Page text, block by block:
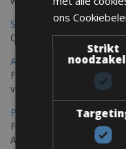
Saint Raphael
Ontdek Saint Raphael,
Ajaccio Fietsverhuur
Fietsen in Ajaccio,
verscheidenheid aan
Porec Fietsverhuur
Fiets over sfeervolle
Adriatische kust en het
ons
Strikt